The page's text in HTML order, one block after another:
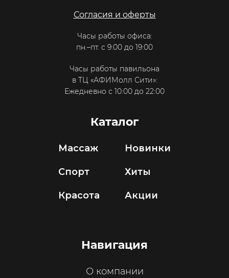
Согласия и оферты
Часы работы офиса:
пн.–пт. с 9:00 до 19:00
Часы работы павильона
в ТЦ «АФИМолл Сити»:
Ежедневно с 10:00 до 22:00
Каталог
Массаж
Спорт
Красота
Новинки
Хиты
Акции
Навигация
О компании